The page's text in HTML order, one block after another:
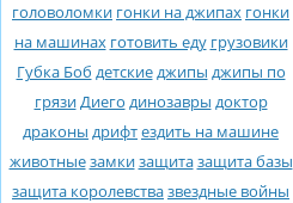
головоломки гонки на джипах гонки
на машинах готовить еду грузовики
Губка Боб детскиеджипы джипы по
грязиДиего динозавры доктор
драконы дрифтездить на машине
животныезамкизащитазащита базы
защита королевствазвездные войны